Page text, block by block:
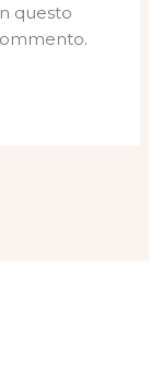
questo